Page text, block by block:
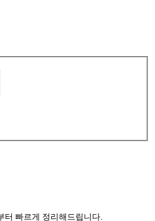
터 빠르게 정리해드립니다.